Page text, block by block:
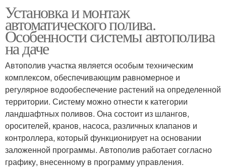
Установка и монтаж
автоматического полива.
Особенности системы автополива
на даче
Автополив участка является особым техническим
комплексом, обеспечивающим равномерное и
регулярное водообеспечение растений на определенной
территории. Систему можно отнести к категории
ландшафтных поливов. Она состоит из шлангов,
оросителей, кранов, насоса, различных клапанов и
контроллера, который функционирует на основании
заложенной программы. Автополив работает согласно
графику, внесенному в программу управления.